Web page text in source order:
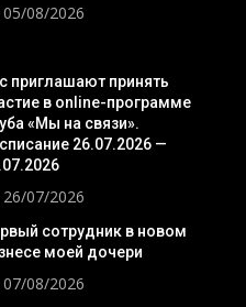
05/08/2026
приглашают принять
в online-программе
«Мы на связи».
26.07.2026 —
26/07/2026
сотрудник в новом
моей дочери
07/08/2026